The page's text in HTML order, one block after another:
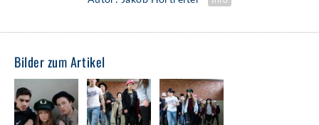
Bilder zum Artikel